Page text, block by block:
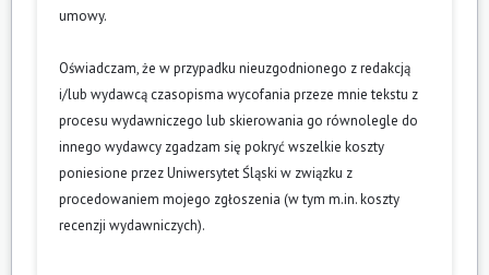
umowy.
Oświadczam, że w przypadku nieuzgodnionego z redakcją
i/lub wydawcą czasopisma wycofania przeze mnie tekstu z
procesu wydawniczego lub skierowania go równolegle do
innego wydawcy zgadzam się pokryć wszelkie koszty
poniesione przez Uniwersytet Śląski w związku z
procedowaniem mojego zgłoszenia (w tym m.in. koszty
recenzji wydawniczych).